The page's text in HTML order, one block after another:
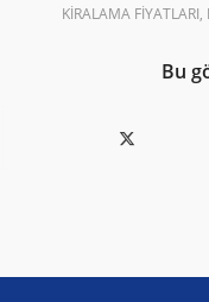
KIRALAMA FIYATLARI
Bu